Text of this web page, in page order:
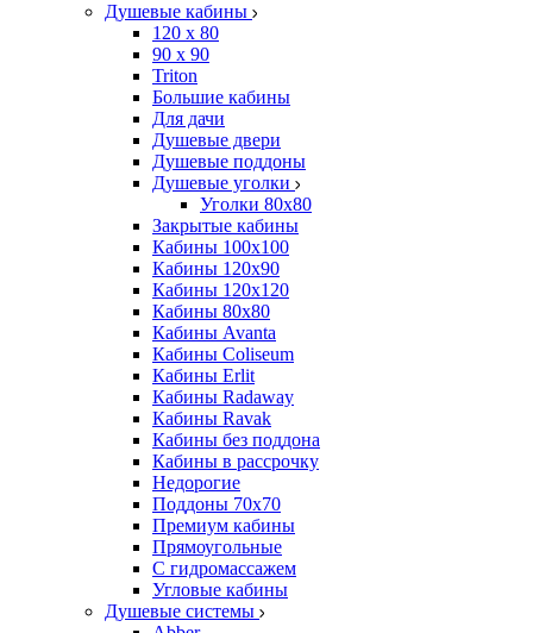
Душевые кабины
120 x 80
90 х 90
Triton
Большие кабины
Для дачи
Душевые двери
Душевые поддоны
Душевые уголки
Уголки 80х80
Закрытые кабины
Кабины 100x100
Кабины 120x90
Кабины 120х120
Кабины 80х80
Кабины Avanta
Кабины Coliseum
Кабины Erlit
Кабины Radaway
Кабины Ravak
Кабины без поддона
Кабины в рассрочку
Недорогие
Поддоны 70x70
Премиум кабины
Прямоугольные
С гидромассажем
Угловые кабины
Душевые системы